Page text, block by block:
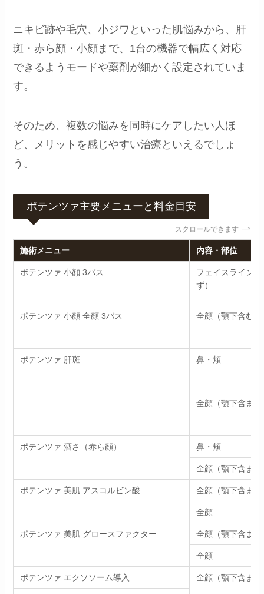
ニキビ跡や毛穴、小ジワといった肌悩みから、肝
斑・赤ら顔・小顔まで、1台の機器で幅広く対応
できるようモードや薬剤が細かく設定されていま
す。
そのため、複数の悩みを同時にケアしたい人ほ
ど、メリットを感じやすい治療といえるでしょ
う。
ポテンツァ主要メニューと料金目安
スクロールできます
施術メニュー 内容・部位
ポテンツァ 小顔 3パス
フェイスライン
ず）
ポテンツァ 小顔 全顔 3パス 全顔（顎下含む）
ポテンツァ 肝斑 鼻・頬
全顔（顎下含まず
ポテンツァ 酒さ（赤ら顔） 鼻・頬
全顔（顎下含まず
ポテンツァ 美肌 アスコルビン酸 全顔（顎下含まず
全顔
ポテンツァ 美肌 グロースファクター 全顔（顎下含まず
全顔
ポテンツァ エクソソーム導入 全顔（顎下含まず